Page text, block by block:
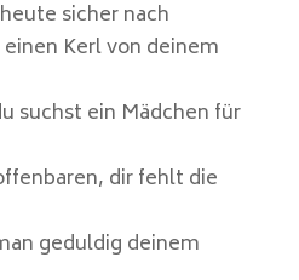
sicher nach
Kerl von deinem
suchst ein Mädchen für
dir fehlt die
geduldig deinem